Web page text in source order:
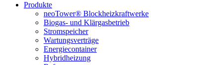
Produkte
neoTower® Blockheizkraftwerke
Biogas- und Klärgasbetrieb
Stromspeicher
Wartungsverträge
Energiecontainer
Hybridheizung